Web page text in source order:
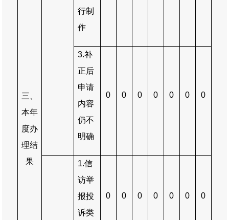
三、
本年
度办
理结
果
行制
作
3.补
正后
申请
内容
仍不
明确
0 0 0 0 0 0 0
1.信
访举
报投
诉类
0 0 0 0 0 0 0